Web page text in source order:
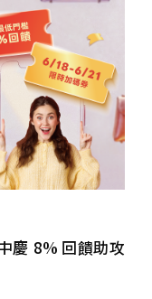
慶 8% 回饋助攻